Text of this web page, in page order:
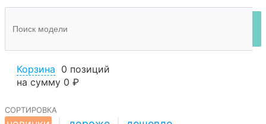
Корзина 0 позиций
на сумму 0 ₽
сортировка